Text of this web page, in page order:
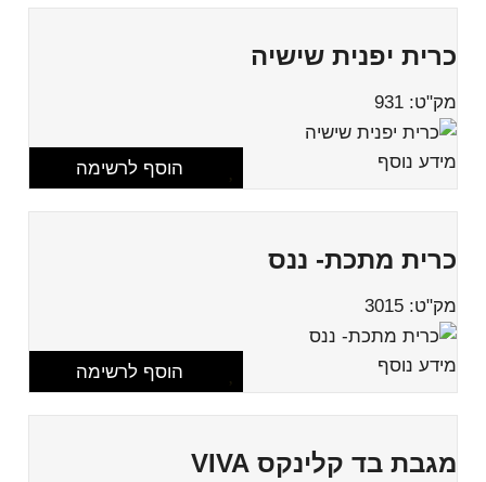
כרית יפנית שישיה
מק"ט: 931
מידע נוסף הוסף לרשימה
כרית מתכת- ננס
מק"ט: 3015
מידע נוסף הוסף לרשימה
מגבת בד קלינקס VIVA